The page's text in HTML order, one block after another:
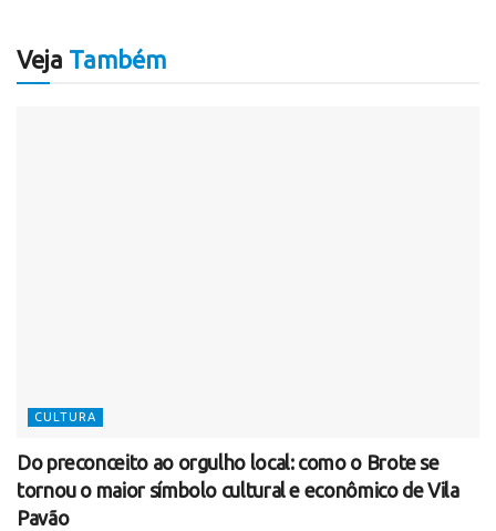
Veja Também
CULTURA
Do preconceito ao orgulho local: como o Brote se
tornou o maior símbolo cultural e econômico de Vila
Pavão